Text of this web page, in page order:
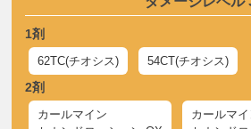
1剤
62TC(チオシス) 54CT(チオシス)
2剤
カールマイン
カールマイ